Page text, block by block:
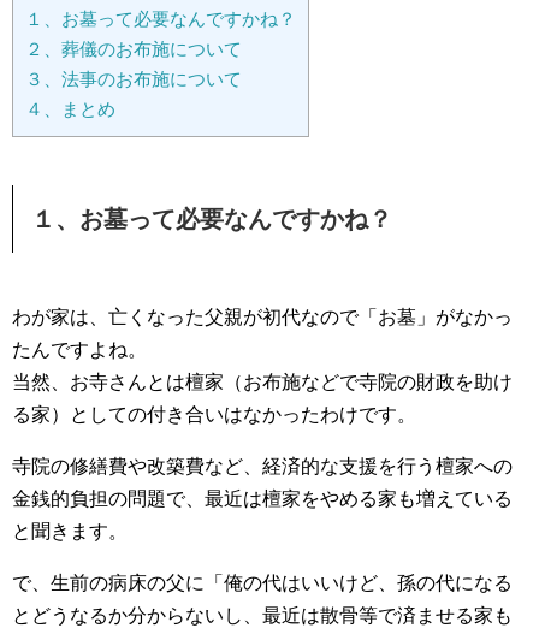
１、お墓って必要なんですかね？
２、葬儀のお布施について
３、法事のお布施について
４、まとめ
１、お墓って必要なんですかね？
わが家は、亡くなった父親が初代なので「お墓」がなかっ
たんですよね。
当然、お寺さんとは檀家（お布施などで寺院の財政を助け
る家）としての付き合いはなかったわけです。
寺院の修繕費や改築費など、経済的な支援を行う檀家への
金銭的負担の問題で、最近は檀家をやめる家も増えている
と聞きます。
で、生前の病床の父に「俺の代はいいけど、孫の代になる
とどうなるか分からないし、最近は散骨等で済ませる家も